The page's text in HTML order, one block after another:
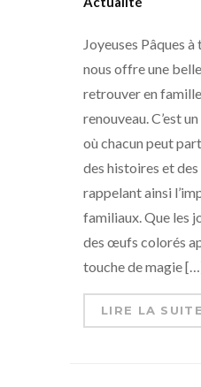
Joyeuses Pâques
nous offre une
retrouver en
renouveau. C’est
où chacun peut
des histoires et
rappelant ainsi
familiaux. Que les
des œufs colorés
touche de magie
LIRE LA SUITE